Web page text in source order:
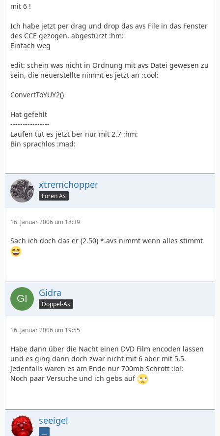
mit 6 !
Ich habe jetzt per drag und drop das avs File in das Fenster
des CCE gezogen, abgestürzt :hm:
Einfach weg
edit: schein was nicht in Ordnung mit avs Datei gewesen zu
sein, die neuerstellte nimmt es jetzt an :cool:
ConvertToYUY2()
Hat gefehlt
----------------
Laufen tut es jetzt ber nur mit 2.7 :hm:
Bin sprachlos :mad:
xtremchopper
Foren As
16. Januar 2006 um 18:39
Sach ich doch das er (2.50) *.avs nimmt wenn alles stimmt
Gidra
Doppel-As
16. Januar 2006 um 19:55
Habe dann über die Nacht einen DVD Film encoden lassen
und es ging dann doch zwar nicht mit 6 aber mit 5.5.
Jedenfalls waren es am Ende nur 700mb Schrott :lol:
Noch paar Versuche und ich gebs auf
seeigel